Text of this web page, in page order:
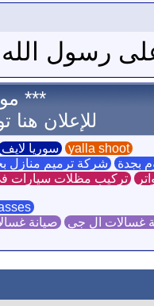
على رسول
***
للإعلان هنا
yalla shoot سوريا
بجدة شركة ترميم منازل
تركيب مظلات سيارات
Online Quran Classes
غسالات ال جي صيانة